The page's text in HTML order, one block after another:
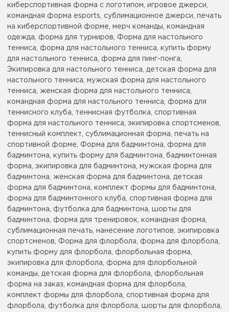
киберспортивная форма с логотипом, игровое джерси,
командная форма esports, сублимационное джерси, печать
на киберспортивной форме, мерч команды, командная
одежда, форма для турниров, Форма для настольного
тенниса, форма для настольного тенниса, купить форму
для настольного тенниса, форма для пинг-понга,
Экипировка для настольного тенниса, детская форма для
настольного тенниса, мужская форма для настольного
тенниса, женская форма для настольного тенниса,
командная форма для настольного тенниса, форма для
теннисного клуба, теннисная футболка, спортивная
форма для настольного тенниса, экипировка спортсменов,
теннисный комплект, сублимационная форма, печать на
спортивной форме, Форма для бадминтона, форма для
бадминтона, купить форму для бадминтона, бадминтонная
форма, экипировка для бадминтона, мужская форма для
бадминтона, женская форма для бадминтона, детская
форма для бадминтона, комплект формы для бадминтона,
форма для бадминтонного клуба, спортивная форма для
бадминтона, футболка для бадминтона, шорты для
бадминтона, форма для тренировок, командная форма,
сублимационная печать, нанесение логотипов, экипировка
спортсменов, Форма для флорбола, форма для флорбола,
купить форму для флорбола, флорбольная форма,
экипировка для флорбола, форма для флорбольной
команды, детская форма для флорбола, флорбольная
форма на заказ, командная форма для флорбола,
комплект формы для флорбола, спортивная форма для
флорбола, футболка для флорбола, шорты для флорбола,